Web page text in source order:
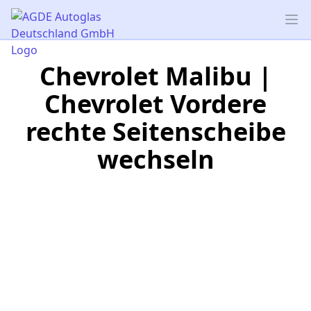
AGDE Autoglas Deutschland GmbH
Chevrolet Malibu |
Chevrolet Vordere
rechte Seitenscheibe
wechseln